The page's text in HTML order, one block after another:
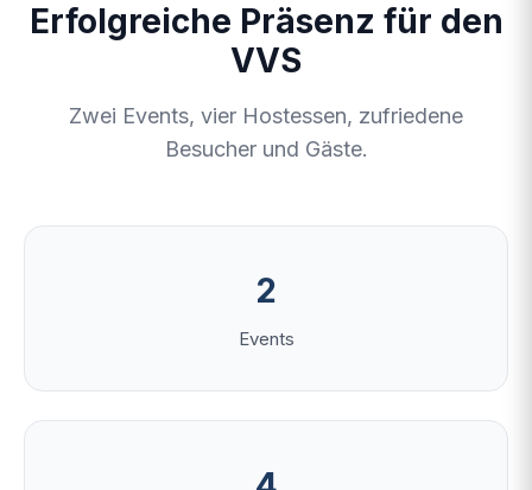
Erfolgreiche Präsenz für den
VVS
Zwei Events, vier Hostessen, zufriedene
Besucher und Gäste.
2
Events